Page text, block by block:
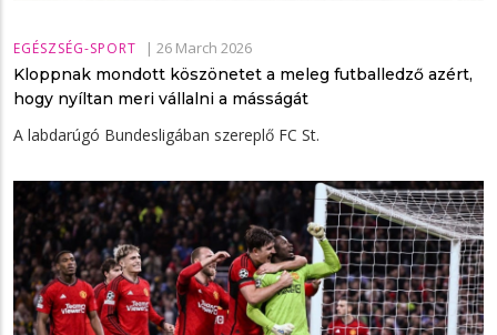
EGÉSZSÉG-SPORT | 26 March 2026
Kloppnak mondott köszönetet a meleg futballedző azért,
hogy nyíltan meri vállalni a másságát
A labdarúgó Bundesligában szereplő FC St.